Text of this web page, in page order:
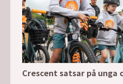
Crescent satsar på